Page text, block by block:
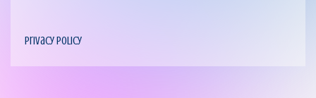
privacy policy